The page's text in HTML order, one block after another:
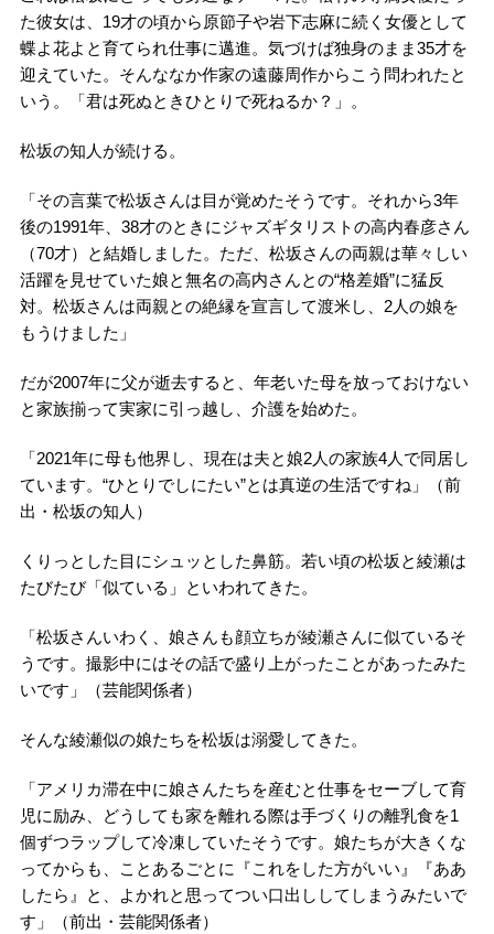
た彼女は、19才の頃から原節子や岩下志麻に続く女優として
蝶よ花よと育てられ仕事に邁進。気づけば独身のまま35才を
迎えていた。そんななか作家の遠藤周作からこう問われたと
いう。「君は死ぬときひとりで死ねるか？」。
松坂の知人が続ける。
「その言葉で松坂さんは目が覚めたそうです。それから3年
後の1991年、38才のときにジャズギタリストの高内春彦さん
（70才）と結婚しました。ただ、松坂さんの両親は華々しい
活躍を見せていた娘と無名の高内さんとの“格差婚”に猛反
対。松坂さんは両親との絶縁を宣言して渡米し、2人の娘を
もうけました」
だが2007年に父が逝去すると、年老いた母を放っておけない
と家族揃って実家に引っ越し、介護を始めた。
「2021年に母も他界し、現在は夫と娘2人の家族4人で同居し
ています。“ひとりでしにたい”とは真逆の生活ですね」（前
出・松坂の知人）
くりっとした目にシュッとした鼻筋。若い頃の松坂と綾瀬は
たびたび「似ている」といわれてきた。
「松坂さんいわく、娘さんも顔立ちが綾瀬さんに似ているそ
うです。撮影中にはその話で盛り上がったことがあったみた
いです」（芸能関係者）
そんな綾瀬似の娘たちを松坂は溺愛してきた。
「アメリカ滞在中に娘さんたちを産むと仕事をセーブして育
児に励み、どうしても家を離れる際は手づくりの離乳食を1
個ずつラップして冷凍していたそうです。娘たちが大きくな
ってからも、ことあるごとに『これをした方がいい』『ああ
したら』と、よかれと思ってつい口出ししてしまうみたいで
す」（前出・芸能関係者）